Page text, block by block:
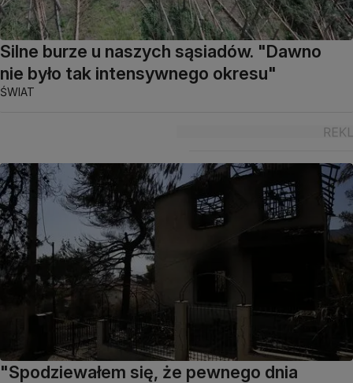
Silne burze u naszych sąsiadów. "Dawno
nie było tak intensywnego okresu"
ŚWIAT
"Spodziewałem się, że pewnego dnia